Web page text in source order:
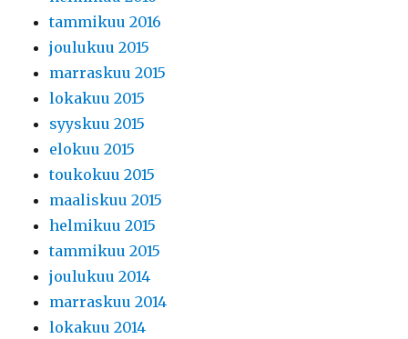
tammikuu 2016
joulukuu 2015
marraskuu 2015
lokakuu 2015
syyskuu 2015
elokuu 2015
toukokuu 2015
maaliskuu 2015
helmikuu 2015
tammikuu 2015
joulukuu 2014
marraskuu 2014
lokakuu 2014